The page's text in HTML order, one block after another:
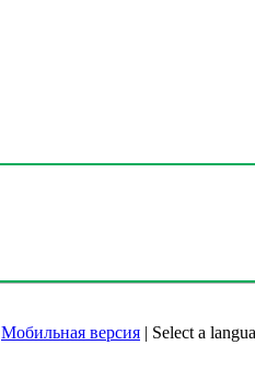
Мобильная версия | Select a